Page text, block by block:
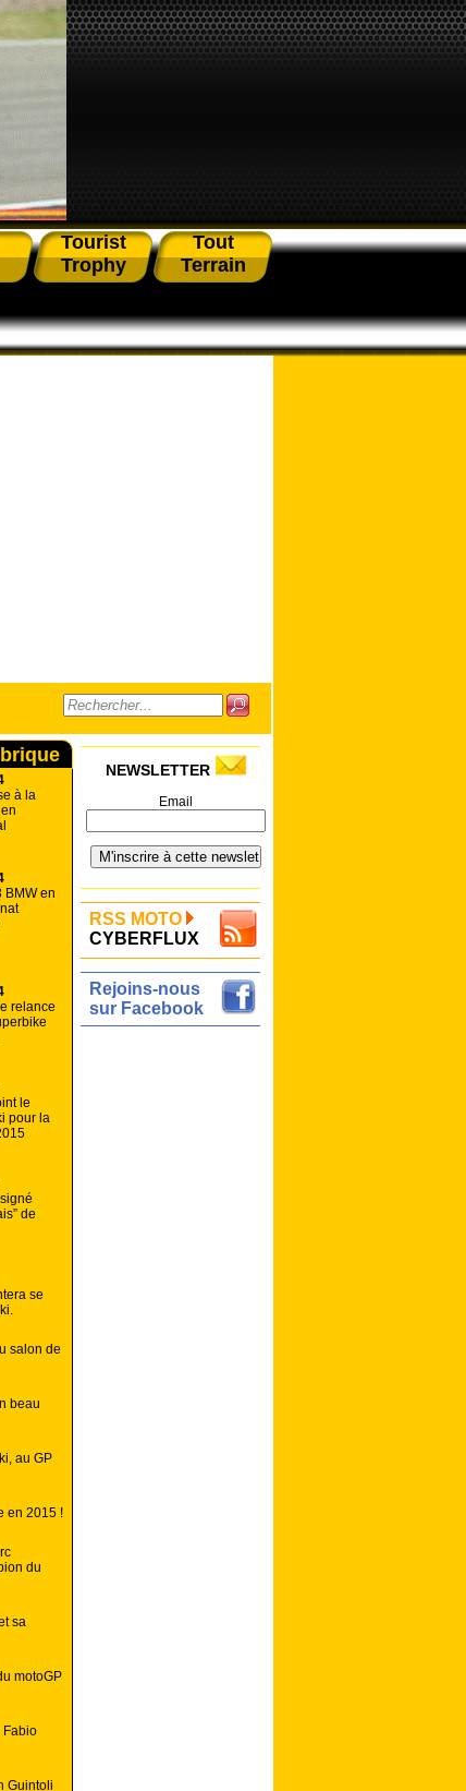
Tourist
Trophy
Tout
Terrain
à la
BMW en
relance
le
pour la
de
se
salon de
beau
au GP
en 2015 !
du
sa
motoGP
Fabio
Guintoli
NEWSLETTER
Email
RSS MOTO
CYBERFLUX
Rejoins-nous
sur Facebook